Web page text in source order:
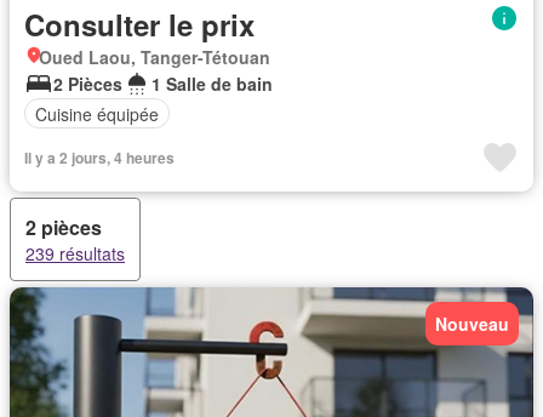
Consulter le prix
Oued Laou, Tanger-Tétouan
2 Pièces
1 Salle de bain
Cuisine équipée
Il y a 2 jours, 4 heures
2 pièces
239 résultats
Nouveau